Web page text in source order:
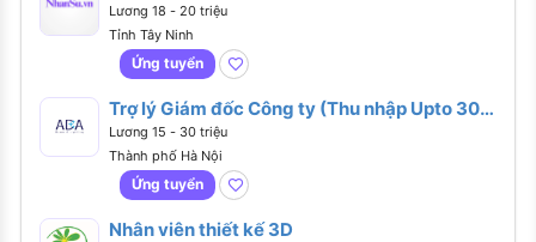
Lương 18 - 20 triệu
Tỉnh Tây Ninh
Ứng tuyển
Trợ lý Giám đốc Công ty (Thu nhập Upto 30
triệu)
Lương 15 - 30 triệu
Thành phố Hà Nội
Ứng tuyển
Nhân viên thiết kế 3D